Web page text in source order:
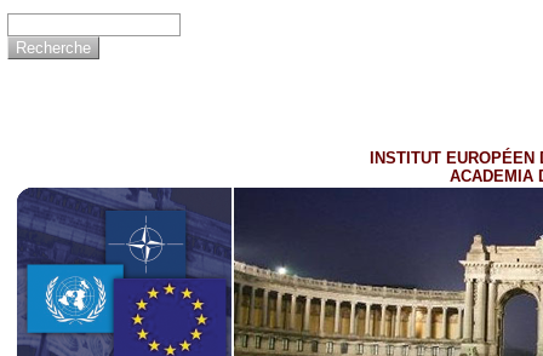
INSTITUT EUROPÉEN
ACADEMIA